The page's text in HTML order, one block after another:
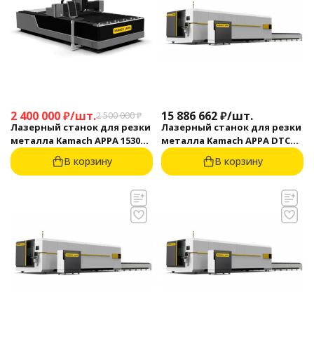
2 400 000₽/шт.2 500 000₽
Лазерный станок для резки
металла Kamach APPA 1530
(3000 Вт)
В корзину
15 886 662₽/шт.
Лазерный станок для резки
металла Kamach APPA DTC
1560 (20000 Вт)
В корзину